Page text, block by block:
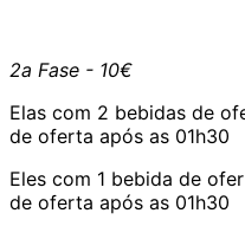
2a Fase - 10€
Elas com 2 bebidas de
de oferta após as 01h30
Eles com 1 bebida de
de oferta após as 01h30